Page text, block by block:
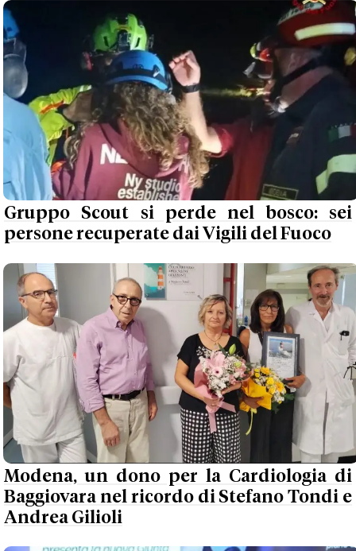
Gruppo Scout si perde nel bosco: sei
persone recuperate dai Vigili del Fuoco
Modena, un dono per la Cardiologia di
Baggiovara nel ricordo di Stefano Tondi e
Andrea Gilioli